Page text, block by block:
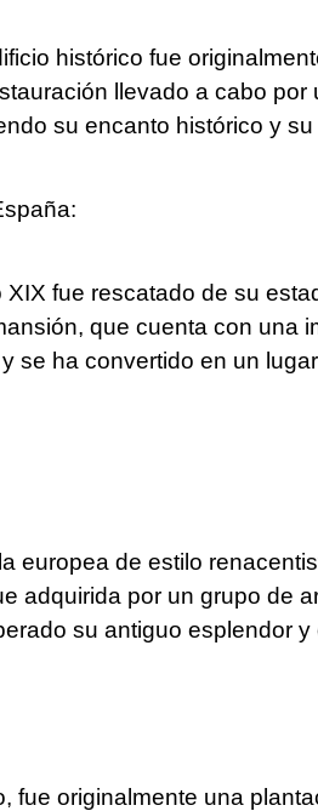
histórico fue
llevado a cabo
su encanto histórico y
fue rescatado de su
que cuenta con una
se ha convertido en un
europea de estilo
adquirida por un grupo de
su antiguo esplendor
fue originalmente una